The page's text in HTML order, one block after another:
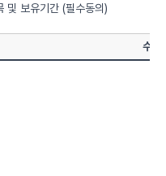
및 보유기간 (필수동의)
수집